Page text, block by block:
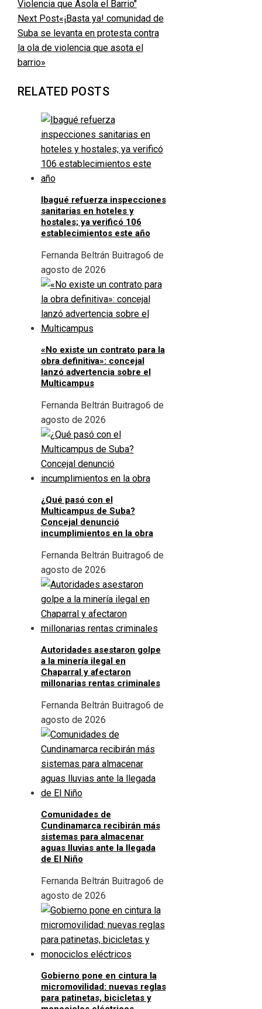
Next Post«¡Basta ya! comunidad de
Suba se levanta en protesta contra
la ola de violencia que asota el
barrio»
RELATED POSTS
Ibagué refuerza inspecciones
sanitarias en hoteles y
hostales; ya verificó 106
establecimientos este año
Fernanda Beltrán Buitrago6 de
agosto de 2026
«No existe un contrato para la
obra definitiva»: concejal
lanzó advertencia sobre el
Multicampus
Fernanda Beltrán Buitrago6 de
agosto de 2026
¿Qué pasó con el
Multicampus de Suba?
Concejal denunció
incumplimientos en la obra
Fernanda Beltrán Buitrago6 de
agosto de 2026
Autoridades asestaron golpe
a la minería ilegal en
Chaparral y afectaron
millonarias rentas criminales
Fernanda Beltrán Buitrago6 de
agosto de 2026
Comunidades de
Cundinamarca recibirán más
sistemas para almacenar
aguas lluvias ante la llegada
de El Niño
Fernanda Beltrán Buitrago6 de
agosto de 2026
Gobierno pone en cintura la
micromovilidad: nuevas reglas
para patinetas, bicicletas y